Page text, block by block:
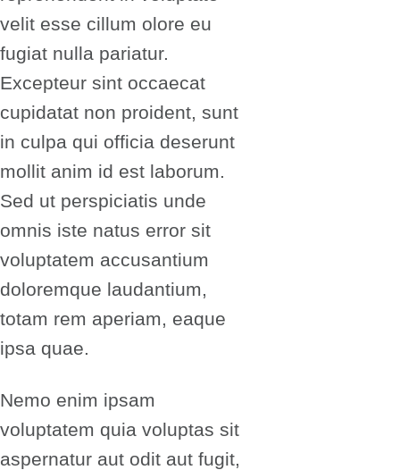
velit esse cillum olore eu
fugiat nulla pariatur.
Excepteur sint occaecat
cupidatat non proident, sunt
in culpa qui officia deserunt
mollit anim id est laborum.
Sed ut perspiciatis unde
omnis iste natus error sit
voluptatem accusantium
doloremque laudantium,
totam rem aperiam, eaque
ipsa quae.
Nemo enim ipsam
voluptatem quia voluptas sit
aspernatur aut odit aut fugit,